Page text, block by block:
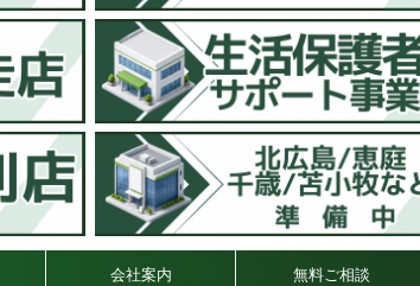
会社案内 無料ご相談